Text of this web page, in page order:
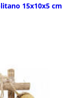
15x10x5 cm